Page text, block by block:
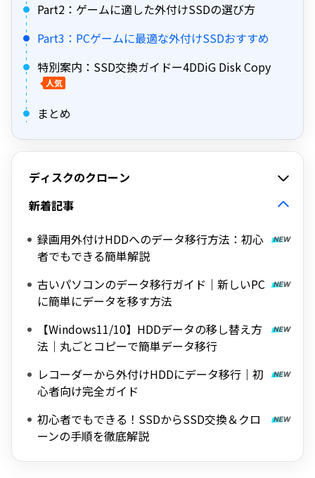
Part2：ゲームに適した外付けSSDの選び方
Part3：PCゲームに最適な外付けSSDおすすめ
特別案内：SSD交換ガイドー4DDiG Disk Copy
人気
まとめ
ディスクのクローン
新着記事
録画用外付けHDDへのデータ移行方法：初心
者でもできる簡単解説
古いパソコンのデータ移行ガイド｜新しいPC
に簡単にデータを移す方法
【Windows11/10】HDDデータの移し替え方
法｜丸ごとコピーで簡単データ移行
レコーダーから外付けHDDにデータ移行｜初
心者向け完全ガイド
初心者でもできる！SSDからSSD交換＆クロ
ーンの手順を徹底解説